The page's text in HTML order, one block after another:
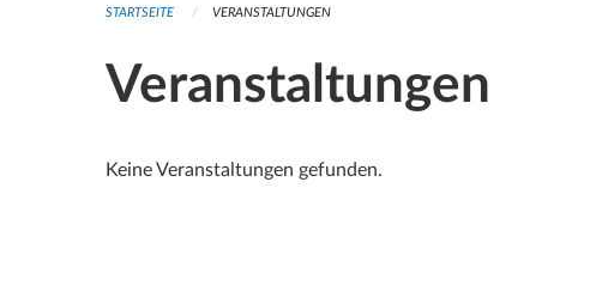
STARTSEITE VERANSTALTUNGEN
Veranstaltungen
Keine Veranstaltungen gefunden.